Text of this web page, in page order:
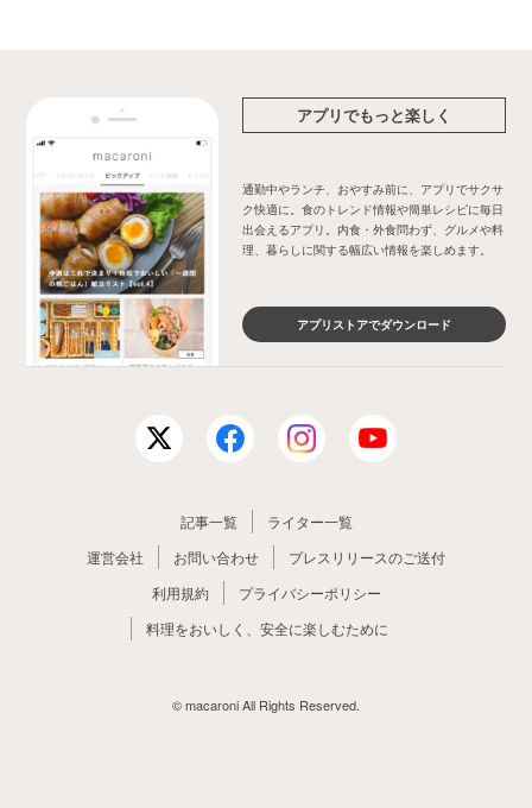
アプリでもっと楽しく
通勤中やランチ、おやすみ前に、アプリでサクサ
ク快適に。食のトレンド情報や簡単レシピに毎日
出会えるアプリ。内食・外食問わず、グルメや料
理、暮らしに関する幅広い情報を楽しめます。
アプリストアでダウンロード
記事一覧
ライター一覧
運営会社
お問い合わせ
プレスリリースのご送付
利用規約
プライバシーポリシー
料理をおいしく、安全に楽しむために
© macaroni All Rights Reserved.